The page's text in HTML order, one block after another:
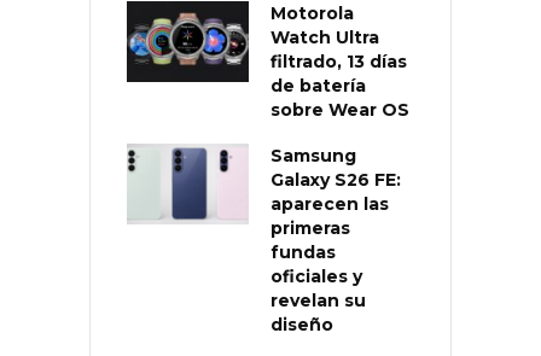
Motorola
Watch Ultra
filtrado, 13 días
de batería
sobre Wear OS
Samsung
Galaxy S26 FE:
aparecen las
primeras
fundas
oficiales y
revelan su
diseño